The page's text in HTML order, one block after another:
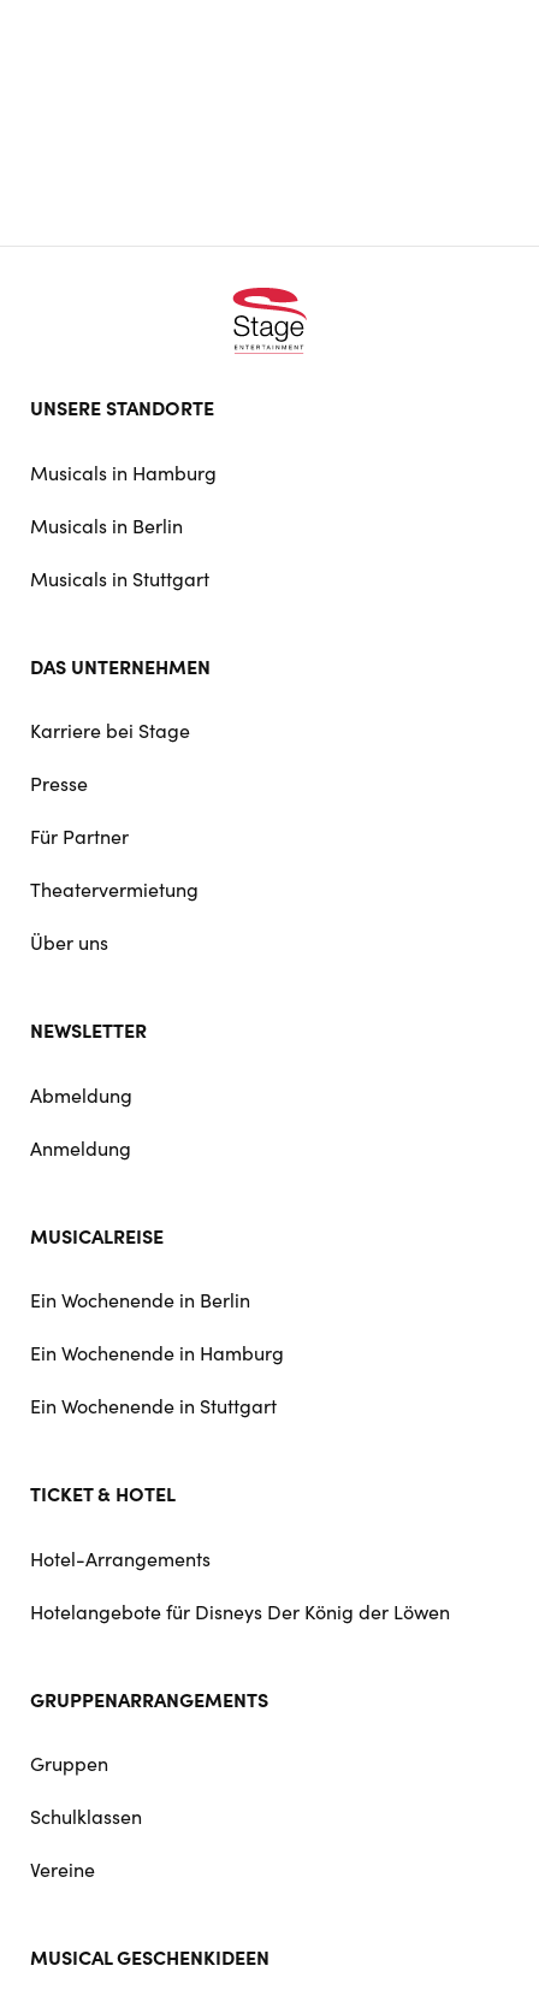
UNSERE STANDORTE
Musicals in Hamburg
Musicals in Berlin
Musicals in Stuttgart
DAS UNTERNEHMEN
Karriere bei Stage
Presse
Für Partner
Theatervermietung
Über uns
NEWSLETTER
Abmeldung
Anmeldung
MUSICALREISE
Ein Wochenende in Berlin
Ein Wochenende in Hamburg
Ein Wochenende in Stuttgart
TICKET & HOTEL
Hotel-Arrangements
Hotelangebote für Disneys Der König der Löwen
GRUPPENARRANGEMENTS
Gruppen
Schulklassen
Vereine
MUSICAL GESCHENKIDEEN